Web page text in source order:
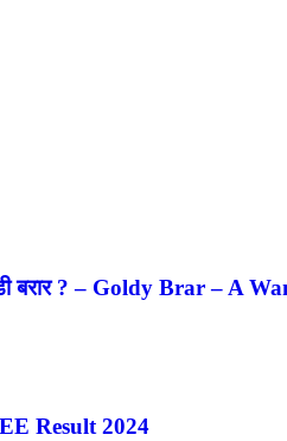
बरार ? – Goldy Brar – A
Result 2024